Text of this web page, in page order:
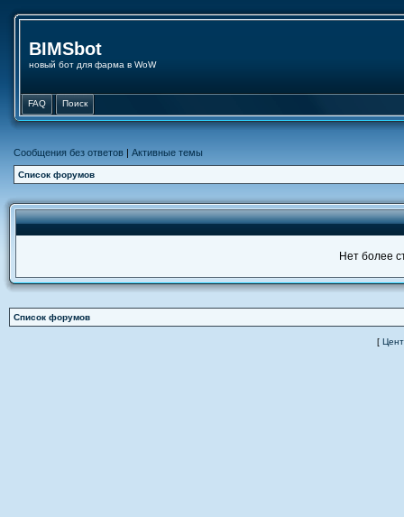
BIMSbot
новый бот для фарма в WoW
FAQ Поиск
Сообщения без ответов | Активные темы
Список форумов
Нет более
Список форумов
[